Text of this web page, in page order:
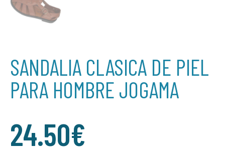
SANDALIA CLASICA DE PIEL
PARA HOMBRE JOGAMA
24.50€